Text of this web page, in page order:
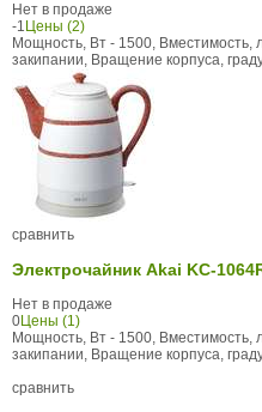
Нет в продаже
-1 Цены (2)
Мощность, Вт - 1500, Вместимость,
закипании, Вращение корпуса,
сравнить
Электрочайник Akai KC-
Нет в продаже
0Цены (1)
Мощность, Вт - 1500, Вместимость,
закипании, Вращение корпуса,
сравнить